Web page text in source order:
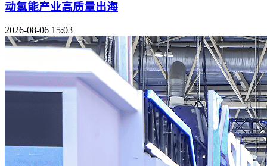
动氢能产业高质量出海
2026-08-06 15:03